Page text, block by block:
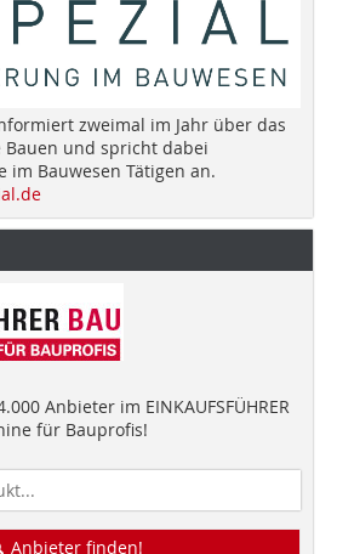
zweimal im Jahr über das
und spricht dabei
Bauwesen Tätigen an.
Anbieter im EINKAUFSFÜHRER
für Bauprofis!
Anbieter finden!